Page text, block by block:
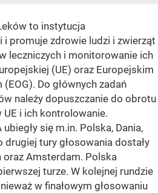
to instytucja
i promuje zdrowie ludzi i zwierząt
leczniczych i monitorowanie ich
(UE) oraz Europejskim
Do głównych zadań
należy dopuszczanie do obrotu
i ich kontrolowanie.
się m.in. Polska, Dania,
drugiej tury głosowania dostały
oraz Amsterdam. Polska
turze. W kolejnej rundzie
w finałowym głosowaniu